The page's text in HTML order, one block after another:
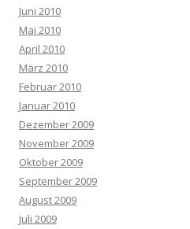
Juni 2010
Mai 2010
April 2010
März 2010
Februar 2010
Januar 2010
Dezember 2009
November 2009
Oktober 2009
September 2009
August 2009
Juli 2009